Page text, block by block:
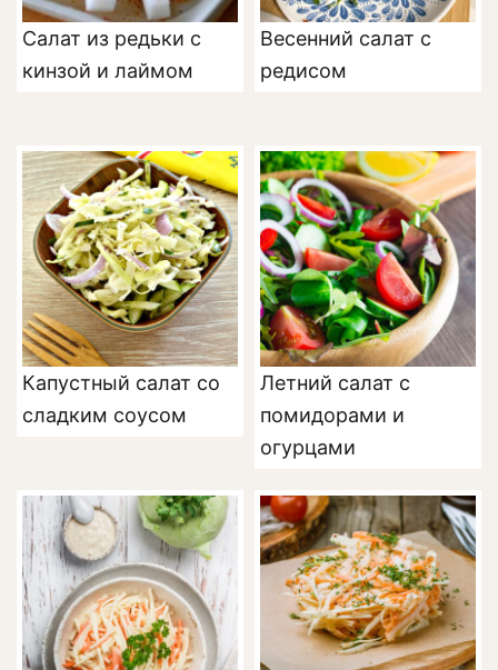
Салат из редьки с
кинзой и лаймом
Весенний салат с
редисом
Капустный салат со
сладким соусом
Летний салат с
помидорами и
огурцами